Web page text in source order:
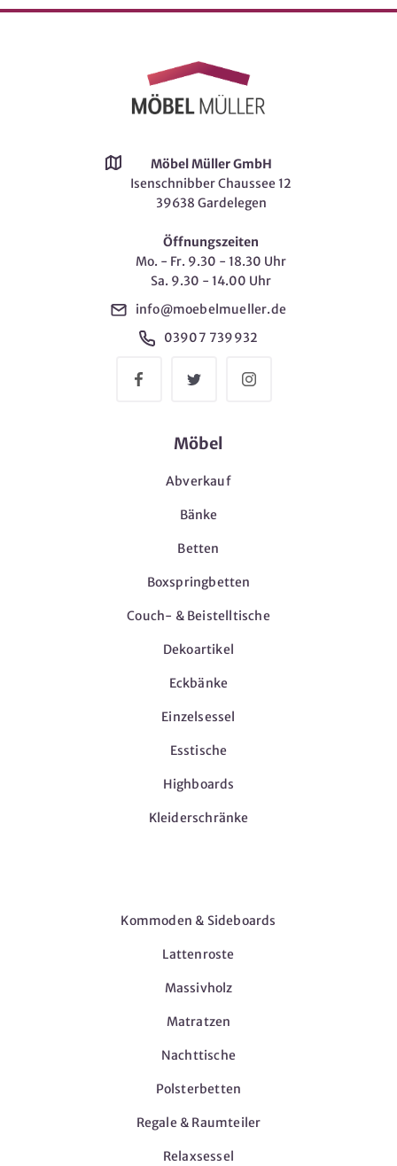
Möbel Müller GmbH
Isenschnibber Chaussee 12
39638 Gardelegen
Öffnungszeiten
Mo. - Fr. 9.30 - 18.30 Uhr
Sa. 9.30 - 14.00 Uhr
info@moebelmueller.de
03907 739932
Möbel
Abverkauf
Bänke
Betten
Boxspringbetten
Couch- & Beistelltische
Dekoartikel
Eckbänke
Einzelsessel
Esstische
Highboards
Kleiderschränke
Kommoden & Sideboards
Lattenroste
Massivholz
Matratzen
Nachttische
Polsterbetten
Regale & Raumteiler
Relaxsessel